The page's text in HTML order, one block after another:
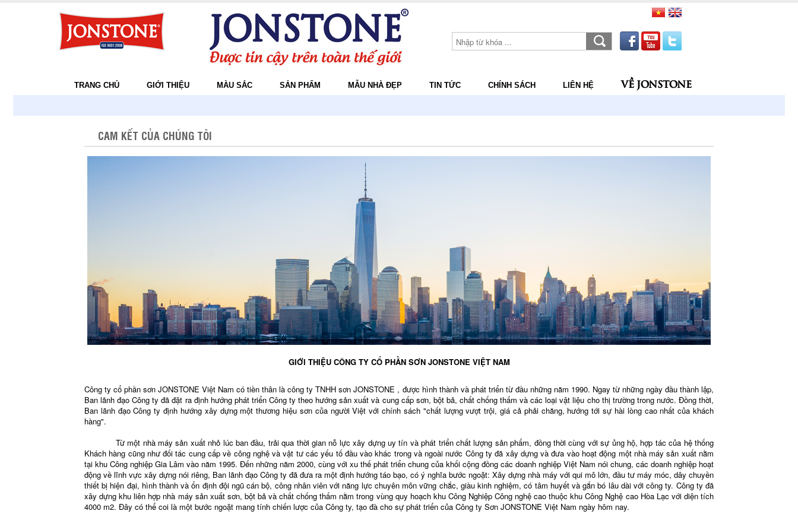
TRANG CHỦ GIỚI THIỆU MÀU SẮC SẢN PHẨM MẪU NHÀ ĐẸP TIN TỨC CHÍNH SÁCH LIÊN HỆ VỀ JONSTONE
CAM KẾT CỦA CHÚNG TÔI
GIỚI THIỆU CÔNG TY CỔ PHẦN SƠN JONSTONE VIỆT NAM
Công ty cổ phần sơn JONSTONE Việt Nam có tiền thân là công ty TNHH sơn JONSTONE , được hình thành và phát triển từ đầu những năm 1990. Ngay từ những ngày đầu thành lập,
Ban lãnh đạo Công ty đã đặt ra định hướng phát triển Công ty theo hướng sản xuất và cung cấp sơn, bột bả, chất chống thấm và các loại vật liệu cho thị trường trong nước. Đồng thời,
Ban lãnh đạo Công ty định hướng xây dựng một thương hiệu sơn của người Việt với chính sách "chất lượng vượt trội, giá cả phải chăng, hướng tới sự hài lòng cao nhất của khách
hàng".
Từ một nhà máy sản xuất nhỏ lúc ban đầu, trải qua thời gian nỗ lực xây dựng uy tín và phát triển chất lượng sản phẩm, đồng thời cùng với sự ủng hộ, hợp tác của hệ thống
Khách hàng cũng như đối tác cung cấp về công nghệ và vật tư các yếu tố đầu vào khác trong và ngoài nước Công ty đã xây dựng và đưa vào hoạt động một nhà máy sản xuất nằm
tại khu Công nghiệp Gia Lâm vào năm 1995. Đến những năm 2000, cùng với xu thế phát triển chung của khối cộng đồng các doanh nghiệp Việt Nam nói chung, các doanh nghiệp hoạt
động về lĩnh vực xây dựng nói riêng, Ban lãnh đạo Công ty đã đưa ra một định hướng táo bạo, có ý nghĩa bước ngoặt: Xây dựng nhà máy với qui mô lớn, đầu tư máy móc, dây chuyền
thiết bị hiện đại, hình thành và ổn định đội ngũ cán bộ, công nhân viên với năng lực chuyên môn vững chắc, giàu kinh nghiệm, có tâm huyết và gắn bó lâu dài với công ty. Công ty đã
xây dựng khu liên hợp nhà máy sản xuất sơn, bột bả và chất chống thấm nằm trong vùng quy hoạch khu Công Nghiệp Công nghệ cao thuộc khu Công Nghệ cao Hòa Lạc với diện tích
4000 m2. Đây có thể coi là một bước ngoặt mang tính chiến lược của Công ty, tạo đà cho sự phát triển của Công ty Sơn JONSTONE Việt Nam ngày hôm nay.